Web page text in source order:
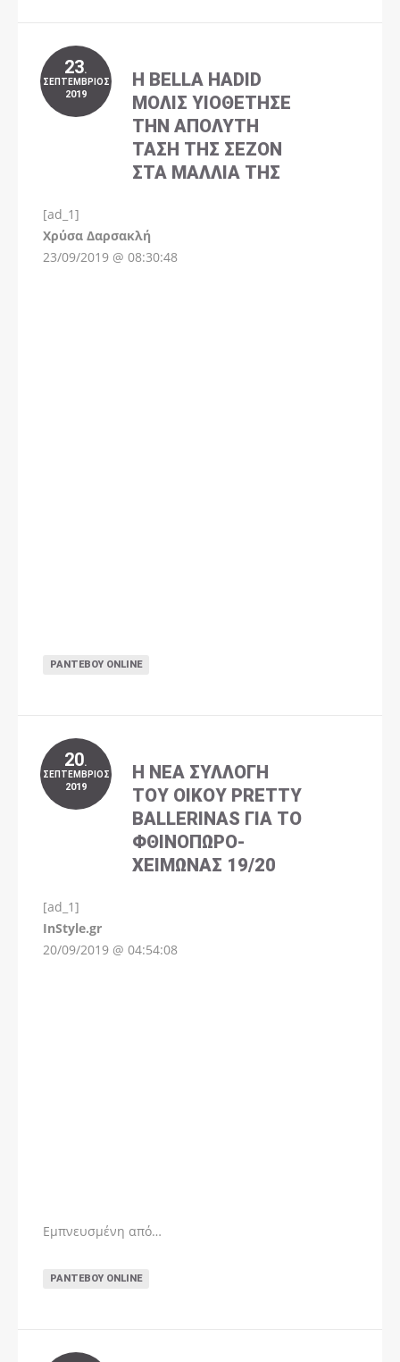
23.
ΣΕΠΤΈΜΒΡΙΟΣ
2019
Η BELLA HADID
ΜΌΛΙΣ ΥΙΟΘΈΤΗΣΕ
ΤΗΝ ΑΠΌΛΥΤΗ
ΤΆΣΗ ΤΗΣ ΣΕΖΌΝ
ΣΤΑ ΜΑΛΛΙΆ ΤΗΣ
[ad_1]
Χρύσα Δαρσακλή
23/09/2019 @ 08:30:48
ΡΑΝΤΕΒΟΎ ONLINE
20.
ΣΕΠΤΈΜΒΡΙΟΣ
2019
Η ΝΈΑ ΣΥΛΛΟΓΉ
ΤΟΥ ΟΊΚΟΥ PRETTY
BALLERINAS ΓΙΑ ΤΟ
ΦΘΙΝΌΠΩΡΟ-
ΧΕΙΜΏΝΑΣ 19/20
[ad_1]
InStyle.gr
20/09/2019 @ 04:54:08
Εμπνευσμένη από…
ΡΑΝΤΕΒΟΎ ONLINE